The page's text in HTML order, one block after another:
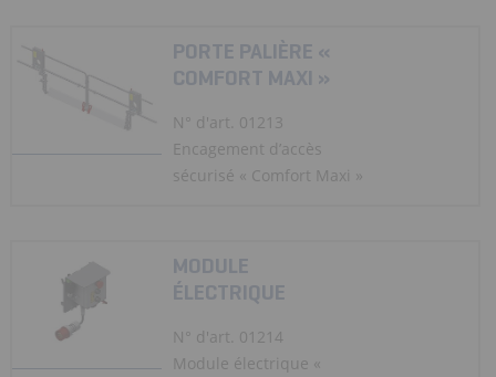
PORTE PALIÈRE «
COMFORT MAXI »
N° d'art. 01213
Encagement d’accès
sécurisé « Comfort Maxi »
MODULE
ÉLECTRIQUE
N° d'art. 01214
Module électrique «